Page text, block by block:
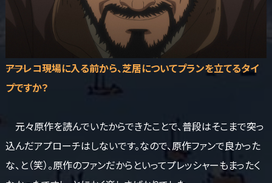
――アフレコ現場に入る前から、芝居についてプランを立てるタイ
プですか？
元々原作を読んでいたからできたことで、普段はそこまで突っ
込んだアプローチはしないです。なので、原作ファンで良かった
な、と（笑）。原作のファンだからといってプレッシャーもまったく